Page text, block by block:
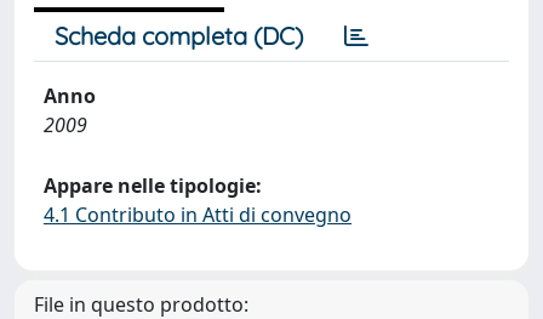
Scheda completa (DC)
Anno
2009
Appare nelle tipologie:
4.1 Contributo in Atti di convegno
File in questo prodotto: